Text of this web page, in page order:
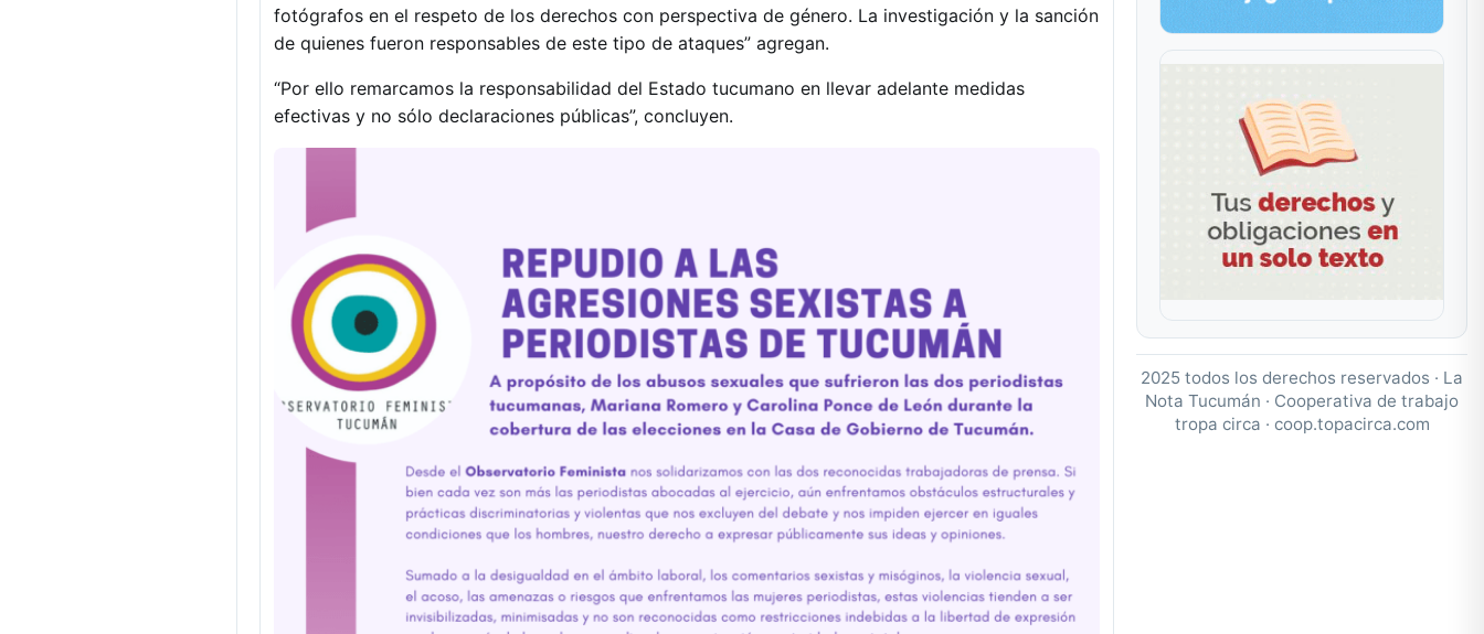
fotógrafos en el respeto de los derechos con perspectiva de género. La investigación y la sanción
de quienes fueron responsables de este tipo de ataques” agregan.
“Por ello remarcamos la responsabilidad del Estado tucumano en llevar adelante medidas
efectivas y no sólo declaraciones públicas”, concluyen.
2025 todos los derechos reservados · La
Nota Tucumán · Cooperativa de trabajo
tropa circa · coop.topacirca.com